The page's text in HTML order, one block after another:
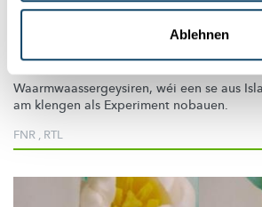
Ablehnen
MR SCIENCE EXPERIMENT
De gréisste kënschtleche
Welt?
Waarmwaassergeysiren, wéi een se aus
am klengen als Experiment nobauen.
FNR , RTL